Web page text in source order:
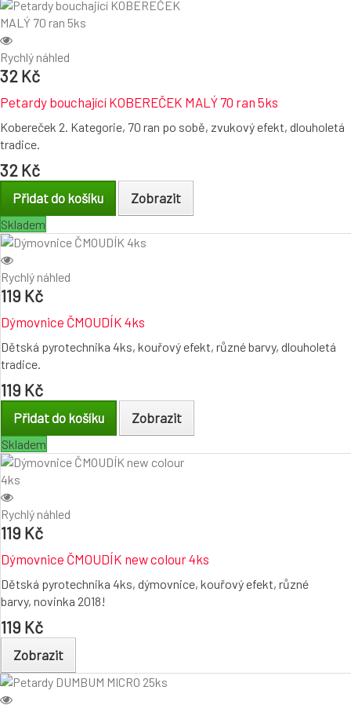
Rychlý náhled
32 Kč
Petardy bouchající KOBEREČEK MALÝ 70 ran 5ks
Kobereček 2. Kategorie, 70 ran po sobě, zvukový efekt, dlouholetá
tradice.
32 Kč
Přidat do košíku Zobrazit
Skladem
Rychlý náhled
119 Kč
Dýmovnice ČMOUDÍK 4ks
Dětská pyrotechnika 4ks, kouřový efekt, různé barvy, dlouholetá
tradice.
119 Kč
Přidat do košíku Zobrazit
Skladem
Rychlý náhled
119 Kč
Dýmovnice ČMOUDÍK new colour 4ks
Dětská pyrotechnika 4ks, dýmovnice, kouřový efekt, různé
barvy, novinka 2018!
119 Kč
Zobrazit